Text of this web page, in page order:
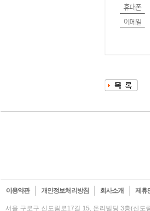
휴대폰
이메일
이용약관 개인정보처리방침 회사소개 제휴
서울 구로구 신도림로17길 15, 온리빌딩 3층(신도